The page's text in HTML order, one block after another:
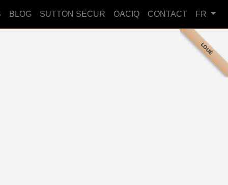
BLOG SUTTON SECUR OACIQ CONTACT FR
LOUÉ